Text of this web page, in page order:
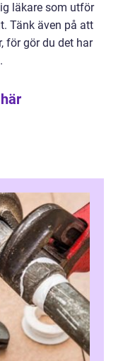
läkare som utför
Tänk även på att
för gör du det har